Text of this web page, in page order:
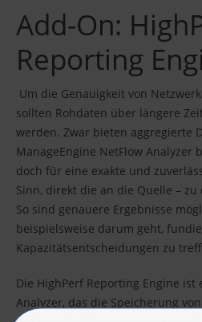
Add-On:
Reporting
Um die Genauigkeit von
sollten Rohdaten über längere
werden. Zwar bieten aggregierte
ManageEngine NetFlow Analyzer
doch für eine exakte und
Sinn, direkt die an die Quelle – zu
So sind genauere Ergebnisse
beispielsweise darum geht,
Kapazitätsentscheidungen zu
Die HighPerf Reporting Engine
Analyzer, das die Speicherung